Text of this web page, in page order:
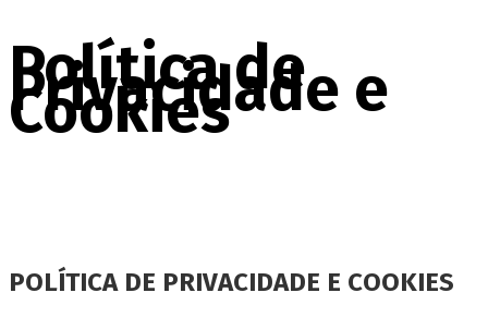
Política de
Privacidade e
Cookies
POLÍTICA DE PRIVACIDADE E COOKIES